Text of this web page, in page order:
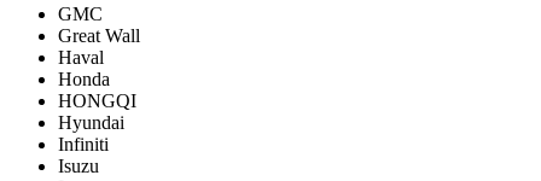
GMC
Great Wall
Haval
Honda
HONGQI
Hyundai
Infiniti
Isuzu